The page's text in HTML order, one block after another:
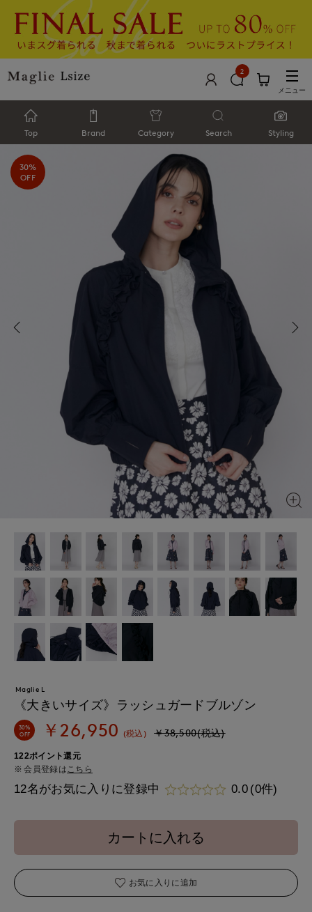
2
メニュー
Top Brand Category Search Styling
30%
OFF
Maglie L
《大きいサイズ》ラッシュガードブルゾン
30%
OFF
￥26,950 (税込) ￥38,500(税込)
122ポイント還元
会員登録は こちら
12名がお気に入りに登録中 0.0 (0件)
カートに入れる
お気に入りに追加